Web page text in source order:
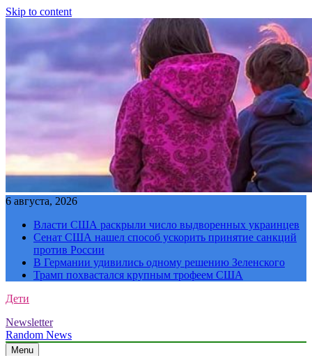
Skip to content
6 августа, 2026
Власти США раскрыли число выдворенных украинцев
Сенат США нашел способ ускорить принятие санкций
против России
В Германии удивились одному решению Зеленского
Трамп похвастался крупным трофеем США
Дети
Newsletter
Random News
Menu